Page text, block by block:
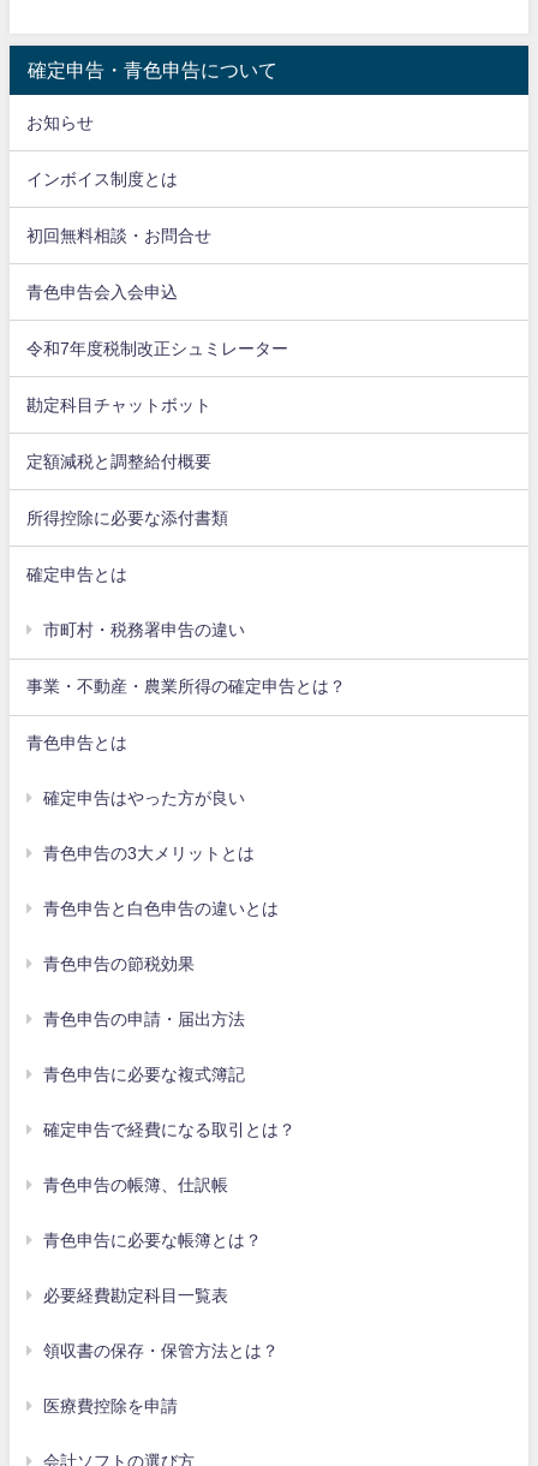
確定申告・青色申告について
お知らせ
インボイス制度とは
初回無料相談・お問合せ
青色申告会入会申込
令和7年度税制改正シュミレーター
勘定科目チャットボット
定額減税と調整給付概要
所得控除に必要な添付書類
確定申告とは
市町村・税務署申告の違い
事業・不動産・農業所得の確定申告とは？
青色申告とは
確定申告はやった方が良い
青色申告の3大メリットとは
青色申告と白色申告の違いとは
青色申告の節税効果
青色申告の申請・届出方法
青色申告に必要な複式簿記
確定申告で経費になる取引とは？
青色申告の帳簿、仕訳帳
青色申告に必要な帳簿とは？
必要経費勘定科目一覧表
領収書の保存・保管方法とは？
医療費控除を申請
会計ソフトの選び方